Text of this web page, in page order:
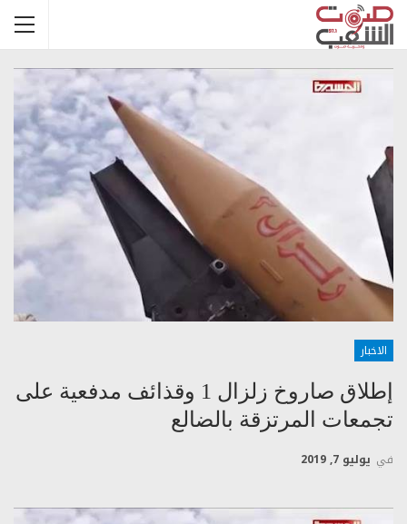
الاخبار
إطلاق صاروخ زلزال 1 وقذائف مدفعية على
تجمعات المرتزقة بالضالع
في يوليو 7, 2019